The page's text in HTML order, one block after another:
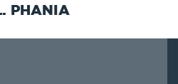
PHANIA